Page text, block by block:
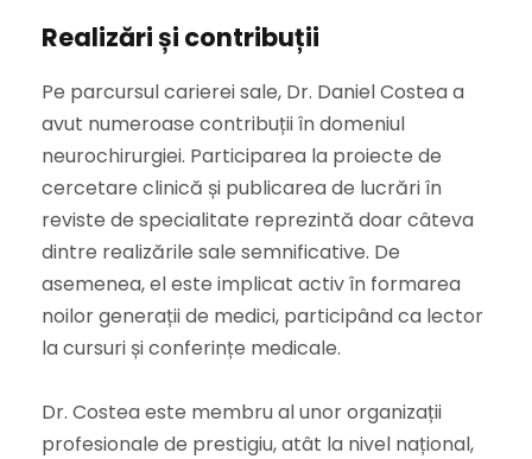
Realizări și contribuții
Pe parcursul carierei sale, Dr. Daniel Costea a
avut numeroase contribuții în domeniul
neurochirurgiei. Participarea la proiecte de
cercetare clinică și publicarea de lucrări în
reviste de specialitate reprezintă doar câteva
dintre realizările sale semnificative. De
asemenea, el este implicat activ în formarea
noilor generații de medici, participând ca lector
la cursuri și conferințe medicale.
Dr. Costea este membru al unor organizații
profesionale de prestigiu, atât la nivel național,